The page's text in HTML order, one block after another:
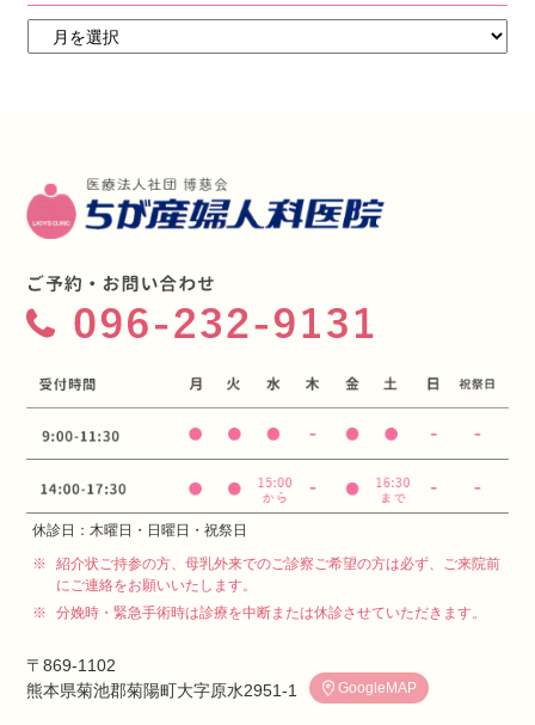
休診日：木曜日・日曜日・祝祭日
※
紹介状ご持参の方、母乳外来でのご診察ご希望の方は必ず、ご来院前
にご連絡をお願いいたします。
※
分娩時・緊急手術時は診療を中断または休診させていただきます。
〒869-1102
熊本県菊池郡菊陽町大字原水2951-1
GoogleMAP